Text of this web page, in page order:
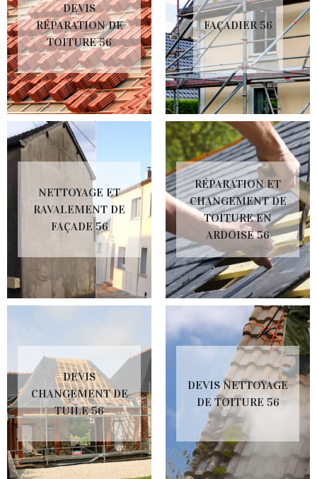
DEVIS
RÉPARATION DE
TOITURE 56
FAÇADIER 56
NETTOYAGE ET
RAVALEMENT DE
FAÇADE 56
RÉPARATION ET
CHANGEMENT DE
TOITURE EN
ARDOISE 56
DEVIS
CHANGEMENT DE
TUILE 56
DEVIS NETTOYAGE
DE TOITURE 56